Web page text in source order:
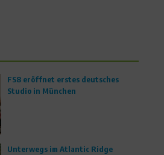
FS8 eröffnet erstes deutsches
Studio in München
Unterwegs im Atlantic Ridge